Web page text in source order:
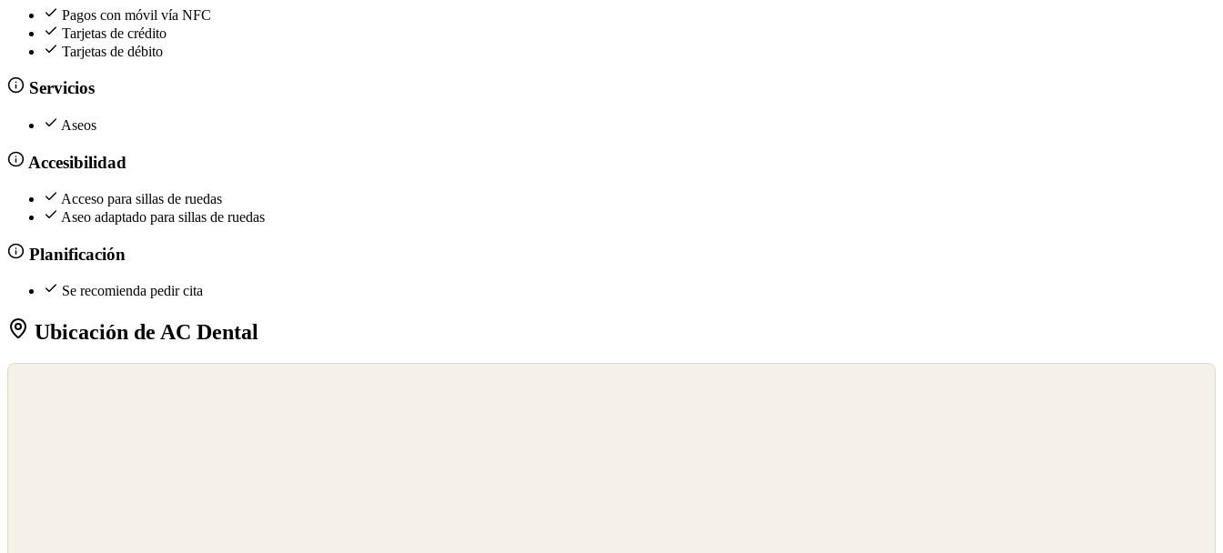
Pagos con móvil vía NFC
Tarjetas de crédito
Tarjetas de débito
Servicios
Aseos
Accesibilidad
Acceso para sillas de ruedas
Aseo adaptado para sillas de ruedas
Planificación
Se recomienda pedir cita
Ubicación de AC Dental